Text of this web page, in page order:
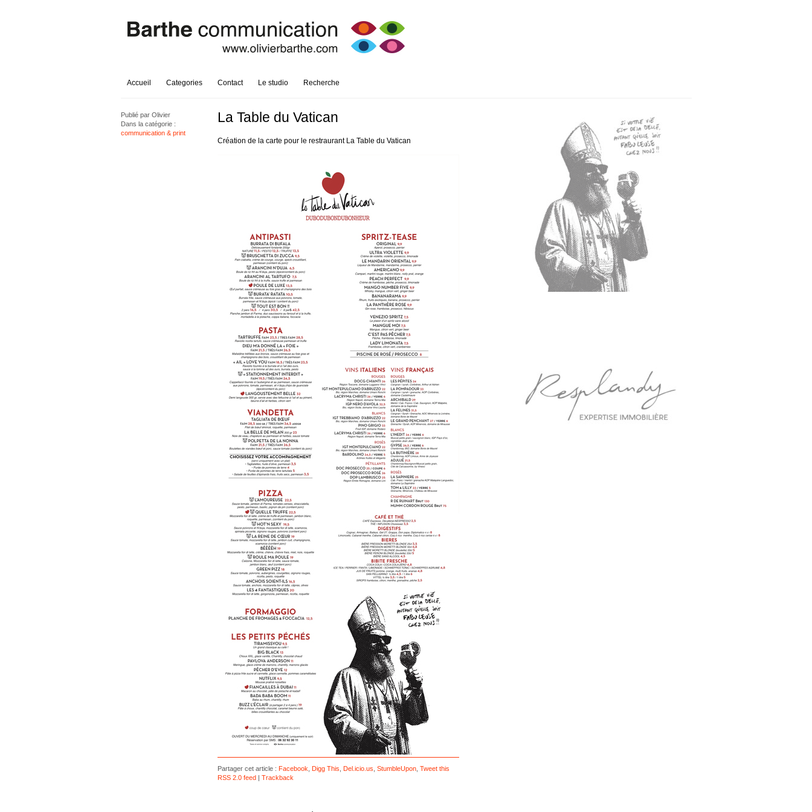
Accueil Categories Contact Le studio Recherche
Publié parOlivier
Dans la catégorie :
communication & print
La Table du Vatican
Création de la carte pour le restraurant La Table du Vatican
Partager cet article : Facebook Digg This Del.icio.us StumbleUpon, Tweet this
RSS 2.0 feed| Trackback